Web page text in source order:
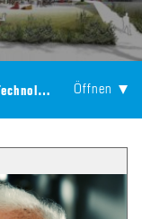
Technologie: CEILTEC®
Öffnen